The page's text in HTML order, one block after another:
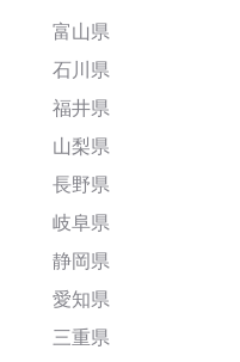
富山県
石川県
福井県
山梨県
長野県
岐阜県
静岡県
愛知県
三重県